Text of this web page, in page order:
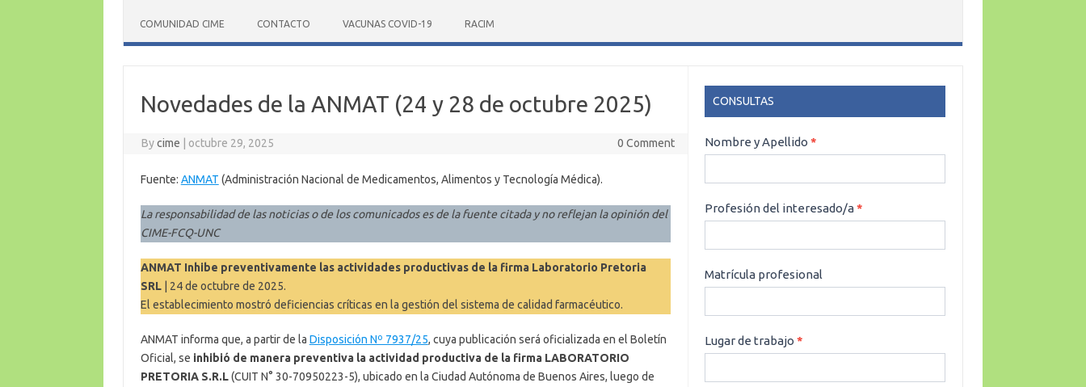
COMUNIDAD CIME CONTACTO VACUNAS COVID-19 RACIM
Novedades de la ANMAT (24 y 28 de octubre 2025)
Bycime octubre 29, 2025 0 Comment
Fuente: ANMAT (Administración Nacional de Medicamentos, Alimentos y Tecnología Médica).
La responsabilidad de las noticias o de los comunicados es de la fuente citada y no reflejan la opinión del
CIME-FCQ-UNC
ANMAT Inhibe preventivamente las actividades productivas de la firma Laboratorio Pretoria
SRL| 24 de octubre de 2025.
El establecimiento mostró deficiencias críticas en la gestión del sistema de calidad farmacéutico.
ANMAT informa que, a partir de la Disposición Nº 7937/25, cuya publicación será oficializada en el Boletín
Oficial, se inhibió de manera preventiva la actividad productiva de la firma LABORATORIO
PRETORIA S.R.L(CUIT N° 30-70950223-5), ubicado en la Ciudad Autónoma de Buenos Aires, luego de
CONSULTAS
CONSULTAS
Nombre y Apellido*
Profesión del interesado/a*
Matrícula profesional
Lugar de trabajo*